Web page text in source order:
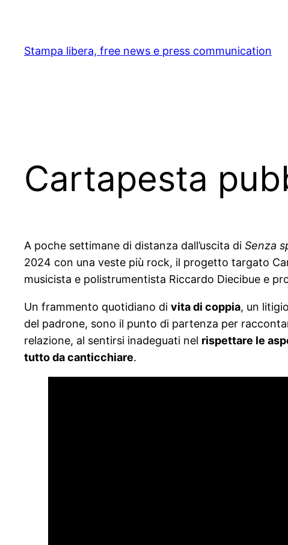
content
Stampa libera, free news e press communication
Cartapesta
A poche settimane di distanza dall’uscita di Senza
2024 con una veste più rock, il progetto targato
musicista e polistrumentista Riccardo Diecibue e
Un frammento quotidiano di vita di coppia, un
del padrone, sono il punto di partenza per
relazione, al sentirsi inadeguati nel rispettare le
tutto da canticchiare.